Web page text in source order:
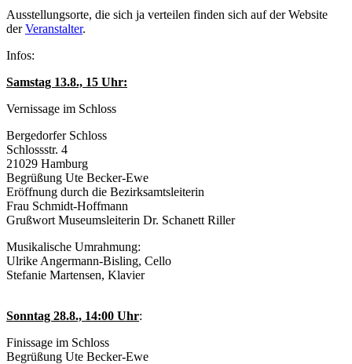
Ausstellungsorte, die sich ja verteilen finden sich auf der Website
derVeranstalter.
Infos:
Samstag 13.8., 15 Uhr:
Vernissage im Schloss
Bergedorfer Schloss
Schlossstr. 4
21029 Hamburg
Begrüßung Ute Becker-Ewe
Eröffnung durch die Bezirksamtsleiterin
Frau Schmidt-Hoffmann
Grußwort Museumsleiterin Dr. Schanett Riller
Musikalische Umrahmung:
Ulrike Angermann-Bisling, Cello
Stefanie Martensen, Klavier
Sonntag 28.8., 14:00 Uhr:
Finissage im Schloss
Begrüßung Ute Becker-Ewe